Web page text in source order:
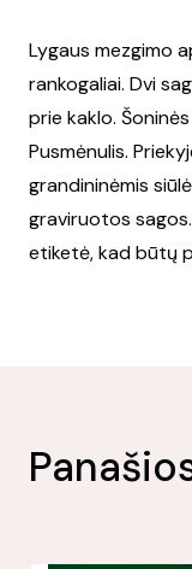
Lygaus mezgimo
rankogaliai. Dvi
prie kaklo.
Pusmėnulis.
grandininėmis
graviruotos
etiketė, kad būtų